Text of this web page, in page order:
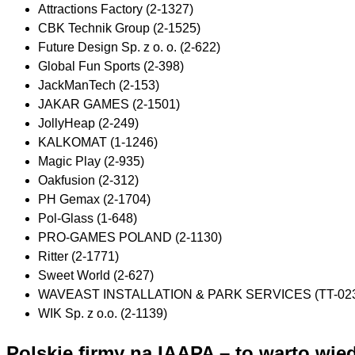
Attractions Factory (2-1327)
CBK Technik Group (2-1525)
Future Design Sp. z o. o. (2-622)
Global Fun Sports (2-398)
JackManTech (2-153)
JAKAR GAMES (2-1501)
JollyHeap (2-249)
KALKOMAT (1-1246)
Magic Play (2-935)
Oakfusion (2-312)
PH Gemax (2-1704)
Pol-Glass (1-648)
PRO-GAMES POLAND (2-1130)
Ritter (2-1771)
Sweet World (2-627)
WAVEAST INSTALLATION & PARK SERVICES (TT-
WIK Sp. z o.o. (2-1139)